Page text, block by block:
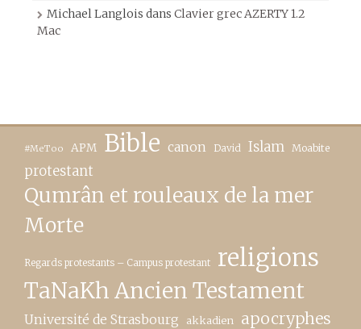
Michael Langlois dans Clavier grec AZERTY 1.2
Mac
#MeToo APM Bible canon David Islam Moabite
protestant
Qumrân et rouleaux de la mer
Morte
Regards protestants – Campus protestant religions
TaNaKh Ancien Testament
Université de Strasbourg akkadien apocryphes